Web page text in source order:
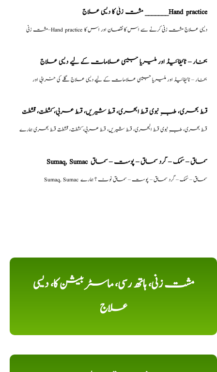
مشت زنی کا دیسی علاج _______Hand practice
مشت زنی–Hand practice دیسی علاج مشت زنی کرنے سے اس کا نقصان اور اس کا
بخار – ٹائیفائیڈ اور ملیریا جیسی علامات کے لیے دیسی علاج
بخار – ٹائیفائیڈ اور ملیریا جیسی علامات کے لیے دیسی علاج گلے کی خرابی اور
قسط بحری، طبِ نبوی قسط البحری، قسط شیریں، قسط عربی، كشطت، قشطت
قسط بحری، طبِ نبوی قسط البحری، قسط شیریں، قسط عربی، كشطت، قشطت قسط بحری ہمارے
Sumaq, Sumac سماق – سُمک – گرد سماق – پوست – سماق
Sumaq, Sumac سماق – سُمک – گرد سماق – پوست – سماق نوٹ ؟ ہمارے
مشت زنی، ہاتھ رسی، ماسٹر بیشن کا، دیسی
علاج